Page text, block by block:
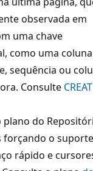
observada em
uma chave
como uma
sequência ou
Consulte
plano do
forçando o suporte
rápido e